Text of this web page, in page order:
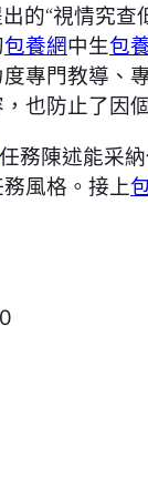
的“視情究
包養網中生包
專門教導、
也防止了因
任務陳述能采
風格。接上